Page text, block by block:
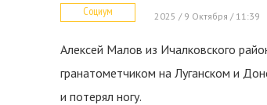
Социум 2025 / 9 Октября / 11:39
Алексей Малов из Ичалковского
гранатометчиком на Луганском и
и потерял ногу.